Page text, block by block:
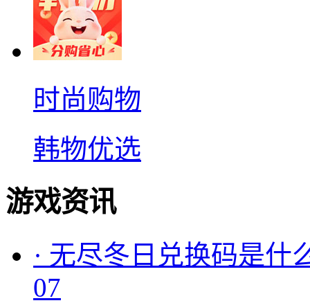
时尚购物
韩物优选
游戏资讯
· 无尽冬日兑换码是什
07